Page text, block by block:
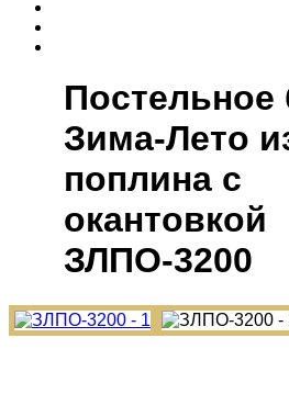
Постельное
Зима-Лето
поплина с
окантовкой
ЗЛПО-3200